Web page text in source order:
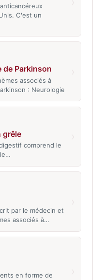
C'est un
de Parkinson
associés à
: Neurologie
grêle
comprend le
par le médecin et
associés à…
en forme de